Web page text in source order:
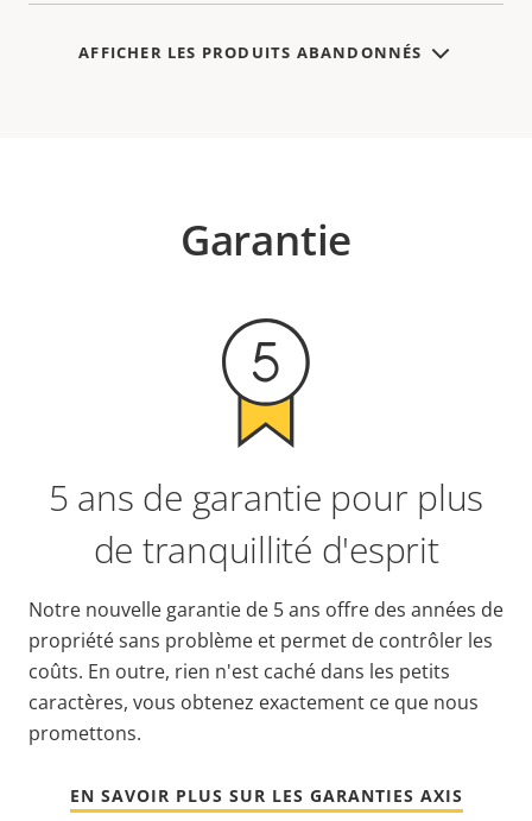
AFFICHER LES PRODUITS ABANDONNÉS
Garantie
5 ans de garantie pour plus
de tranquillité d'esprit
Notre nouvelle garantie de 5 ans offre des années de
propriété sans problème et permet de contrôler les
coûts. En outre, rien n'est caché dans les petits
caractères, vous obtenez exactement ce que nous
promettons.
EN SAVOIR PLUS SUR LES GARANTIES AXIS